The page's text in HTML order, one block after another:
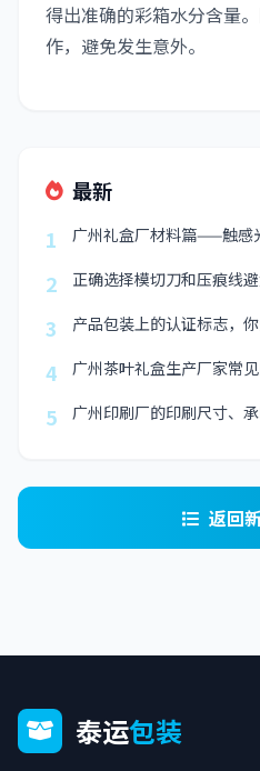
得出准确的彩箱水分含量
作，避免发生意外。
最新
1
广州礼盒厂材料篇——触感
2 正确选择模切刀和压痕线
3 产品包装上的认证标志，你
4 广州茶叶礼盒生产厂家常
5 广州印刷厂的印刷尺寸、承
返回
泰运包装